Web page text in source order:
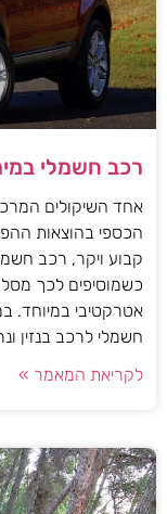
רכב חשמלי
אחד השיקולים
הכספי בהוצאות
קבוע ויקר, רכב
כשמוסיפים לכך
אטרקטיבי במיוחד.
חשמלי לרכב בנזין
לקריאת המאמר »